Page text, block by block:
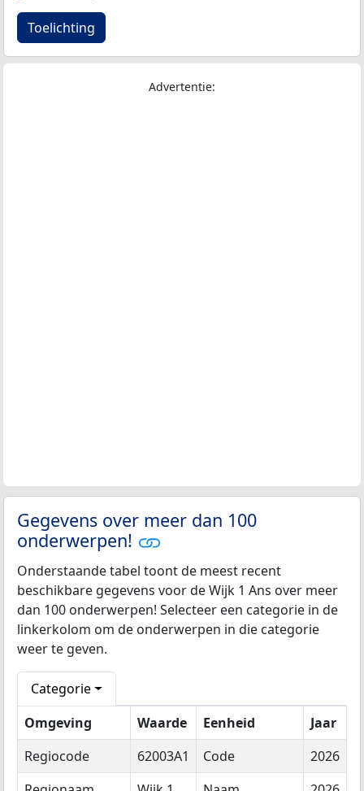
Toelichting
Advertentie:
Gegevens over meer dan 100
onderwerpen!
Onderstaande tabel toont de meest recent
beschikbare gegevens voor de Wijk 1 Ans over meer
dan 100 onderwerpen! Selecteer een categorie in de
linkerkolom om de onderwerpen in die categorie
weer te geven.
Categorie
Omgeving
Waarde Eenheid
Jaar
Regiocode
62003A1 Code
2026